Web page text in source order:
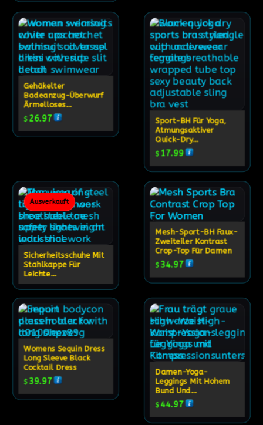
Gehäkelter
Badeanzug-Überwurf
Ärmelloses
Strandkleid Für
Damen
$ 26.97 Sport-BH Für Yoga,
Atmungsaktiver
Quick-Dry
Activewear-BH
$ 17.99
Ausverkauft
Sicherheitsschuhe Mit
Stahlkappe Für
Leichte
Arbeitsleistung
Mesh-Sport-BH Faux-
Zweiteiler Kontrast
Crop-Top Für Damen
$ 34.97
Womens Sequin Dress
Long Sleeve Black
Cocktail Dress
$ 39.97
Damen-Yoga-
Leggings Mit Hohem
Bund Und
Bauchkontrolle
$44.97